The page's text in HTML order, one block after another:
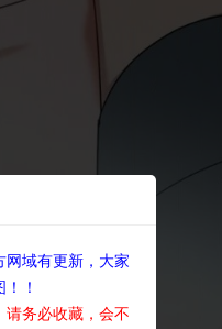
网域有更新，大家
！
务必收藏，会不